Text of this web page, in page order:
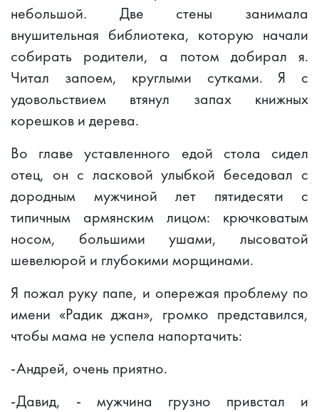
небольшой. Две стены занимала
внушительная библиотека, которую начали
собирать родители, а потом добирал я.
Читал запоем, круглыми сутками. Я с
удовольствием втянул запах книжных
корешков и дерева.
Во главе уставленного едой стола сидел
отец, он с ласковой улыбкой беседовал с
дородным мужчиной лет пятидесяти с
типичным армянским лицом: крючковатым
носом, большими ушами, лысоватой
шевелюрой и глубокими морщинами.
Я пожал руку папе, и опережая проблему по
имени «Радик джан», громко представился,
чтобы мама не успела напортачить:
-Андрей, очень приятно.
-Давид, - мужчина грузно привстал и